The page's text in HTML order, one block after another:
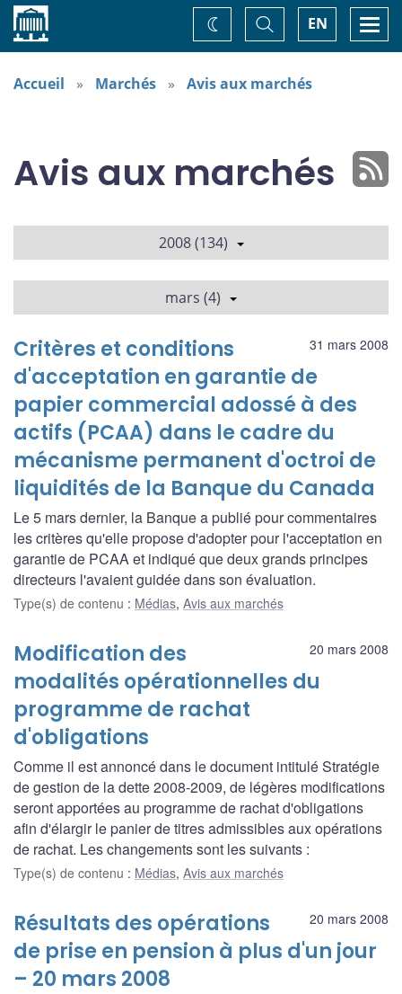
Accueil EN
Basculer
la
recherche
Changez
de
Accueil Marchés Avis aux marchés
Avis aux marchés
2008 (134)
mars (4)
31 mars 2008
Critères et conditions
d'acceptation en garantie de
papier commercial adossé à des
actifs (PCAA) dans le cadre du
mécanisme permanent d'octroi de
liquidités de la Banque du Canada
Le 5 mars dernier, la Banque a publié pour commentaires
les critères qu'elle propose d'adopter pour l'acceptation en
garantie de PCAA et indiqué que deux grands principes
directeurs l'avaient guidée dans son évaluation.
Type(s) de contenu : Médias, Avis aux marchés
20 mars 2008
Modification des
modalités opérationnelles du
programme de rachat
d'obligations
Comme il est annoncé dans le document intitulé Stratégie
de gestion de la dette 2008-2009, de légères modifications
seront apportées au programme de rachat d'obligations
afin d'élargir le panier de titres admissibles aux opérations
de rachat. Les changements sont les suivants :
Type(s) de contenu : Médias, Avis aux marchés
20 mars 2008
Résultats des opérations
de prise en pension à plus d'un jour
– 20 mars 2008